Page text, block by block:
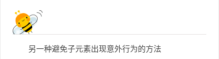
另一种避免子元素出现意外行为的方法